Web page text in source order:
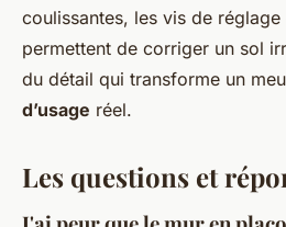
coulissantes, les vis de
permettent de corriger un sol
du détail qui transforme un
d’usage réel.
Les questions et